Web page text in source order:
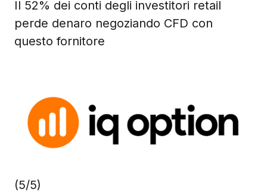
Il 52% dei conti degli investitori retail
perde denaro negoziando CFD con
questo fornitore
(5/5)